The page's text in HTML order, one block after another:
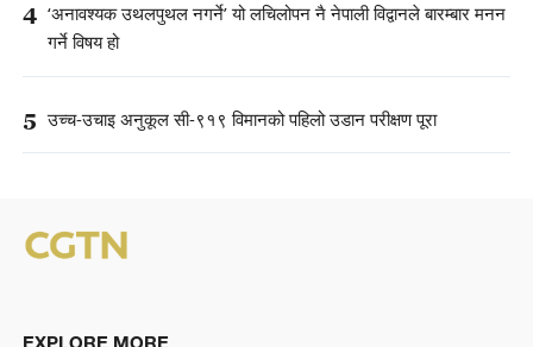
4 ‘अनावश्यक उथलपुथल नगर्ने’ यो लचिलोपन नै नेपाली विद्वानले बारम्बार मनन
गर्ने विषय हो
5 उच्च-उचाइ अनुकूल सी-९१९ विमानको पहिलो उडान परीक्षण पूरा
EXPLORE MORE